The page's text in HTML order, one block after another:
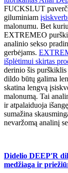
FUCKSLUT
giluminiam
malonumu. Bet
EXTREMEO
analinio sekso
gerbėjams.
išplėtimui skirtas
derinio šis
dildo būtų galima
skatina lengvą
malonumą. Tai
ir atpalaiduoja
sumažina
nevaržomą analinį
Didelio DEEP'R
medžiaga ir